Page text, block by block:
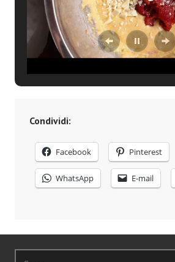
Condividi:
Facebook Pinterest
WhatsApp E-mail